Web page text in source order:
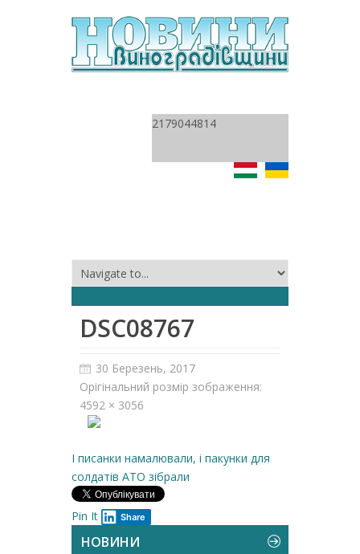
2179044814
DSC08767
30 Березень, 2017
Орігінальний розмір зображення:
4592 × 3056
І писанки намалювали, і пакунки для
солдатів АТО зібрали
Pin It Share
НОВИНИ